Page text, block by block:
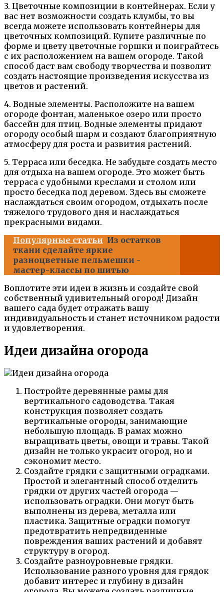
3. Цветочные композиции в контейнерах. Если у
вас нет возможности создать клумбы, то вы
всегда можете использовать контейнеры для
цветочных композиций. Купите различные по
форме и цвету цветочные горшки и поиграйтесь
с их расположением на вашем огороде. Такой
способ даст вам свободу творчества и позволит
создать настоящие произведения искусства из
цветов и растений.
4. Водные элементы. Расположите на вашем
огороде фонтан, маленькое озеро или просто
бассейн для птиц. Водные элементы придают
огороду особый шарм и создают благоприятную
атмосферу для роста и развития растений.
5. Терраса или беседка. Не забудьте создать место
для отдыха на вашем огороде. Это может быть
терраса с удобными креслами и столом или
просто беседка под деревом. Здесь вы сможете
наслаждаться своим огородом, отдыхать после
тяжелого трудового дня и наслаждаться
прекрасными видами.
Популярные статьи Из остатков
ткани сделайте яркие
разноцветные пельмешки -
мастер-классы по шитью
Воплотите эти идеи в жизнь и создайте свой
собственный удивительный огород! Дизайн
вашего сада будет отражать вашу
индивидуальность и станет источником радости
и удовлетворения.
Идеи дизайна огорода
Постройте деревянные рамы для
вертикального садоводства. Такая
конструкция позволяет создать
вертикальные огороды, занимающие
небольшую площадь. В рамах можно
выращивать цветы, овощи и травы. Такой
дизайн не только украсит огород, но и
сэкономит место.
Создайте грядки с защитными оградками.
Простой и элегантный способ отделить
грядки от других частей огорода —
использовать оградки. Они могут быть
выполнены из дерева, металла или
пластика. Защитные оградки помогут
предотвратить непредвиденные
повреждения ваших растений и добавят
структуру в огород.
Создайте разноуровневые грядки.
Использование разного уровня для грядок
добавит интерес и глубину в дизайн